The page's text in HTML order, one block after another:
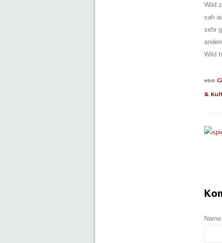
Wild
sah
sehr
Wild
von
&